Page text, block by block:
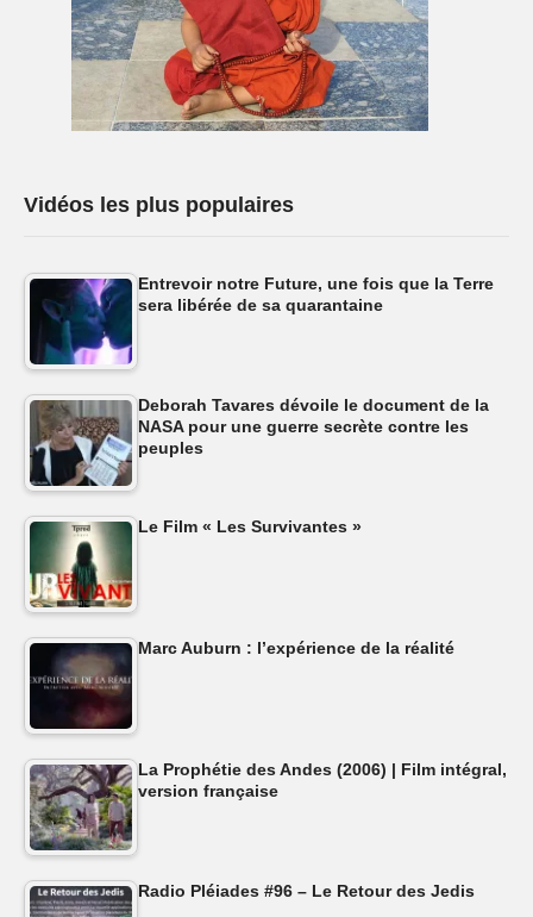
Vidéos les plus populaires
Entrevoir notre Future, une fois que la Terre
sera libérée de sa quarantaine
Deborah Tavares dévoile le document de la
NASA pour une guerre secrète contre les
peuples
Le Film « Les Survivantes »
Marc Auburn : l’expérience de la réalité
La Prophétie des Andes (2006) | Film intégral,
version française
Radio Pléiades #96 – Le Retour des Jedis